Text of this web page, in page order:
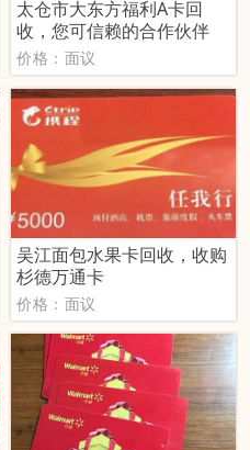
太仓市大东方福利A卡回
收，您可信赖的合作伙伴
价格：面议
吴江面包水果卡回收，收购
杉德万通卡
价格：面议